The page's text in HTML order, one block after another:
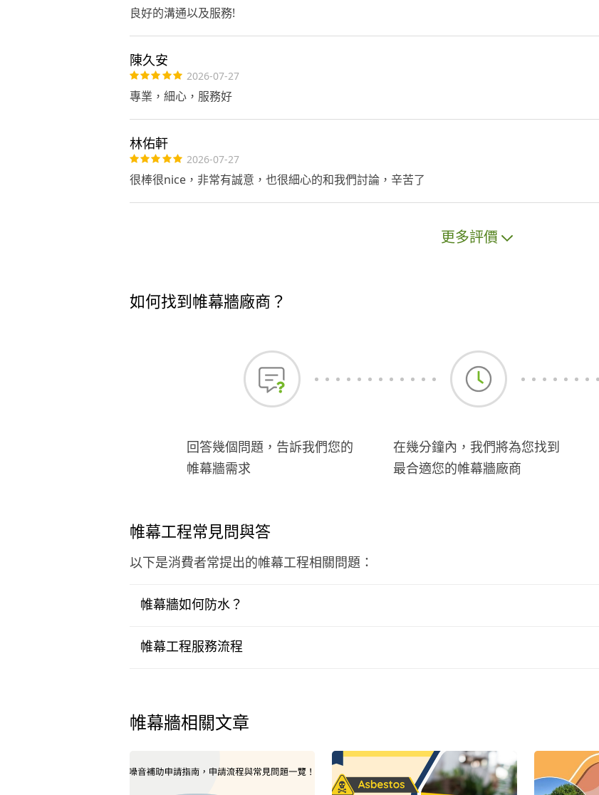
良好的溝通以及服務!
陳久安
2026-07-27
專業，細心，服務好
林佑軒
2026-07-27
很棒很nice，非常有誠意，也很細心的和我們討論，辛苦了
更多評價
如何找到帷幕牆廠商？
回答幾個問題，告訴我們您的
帷幕牆需求
在幾分鐘內，我們將為您找到
最合適您的帷幕牆廠商
帷幕工程常見問與答
以下是消費者常提出的帷幕工程相關問題：
帷幕牆如何防水？
帷幕工程服務流程
帷幕牆相關文章